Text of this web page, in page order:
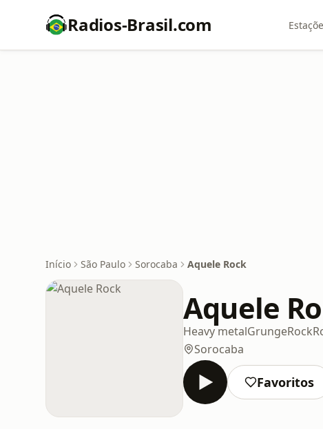
Radios-Brasil.com
Início São Paulo Sorocaba Aquele Rock
Aquele
Heavy metalGrungeRock
Sorocaba
Favoritos